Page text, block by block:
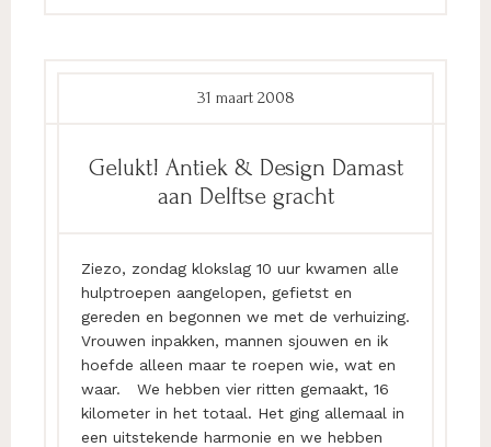
Gelukt! Antiek & Design Damast
aan Delftse gracht
31 maart 2008
Ziezo, zondag klokslag 10 uur kwamen alle
hulptroepen aangelopen, gefietst en
gereden en begonnen we met de verhuizing.
Vrouwen inpakken, mannen sjouwen en ik
hoefde alleen maar te roepen wie, wat en
waar. We hebben vier ritten gemaakt, 16
kilometer in het totaal. Het ging allemaal in
een uitstekende harmonie en we hebben